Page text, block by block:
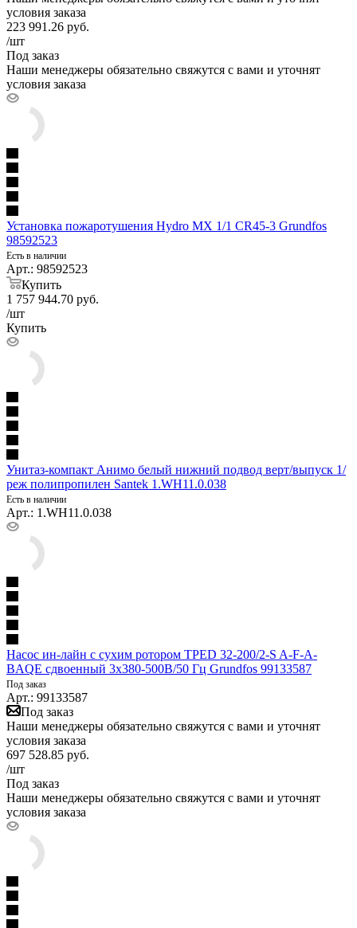
условия заказа
223 991.26 руб.
/шт
Под заказ
Наши менеджеры обязательно свяжутся с вами и уточнят
условия заказа
Установка пожаротушения Hydro MX 1/1 CR45-3 Grundfos
98592523
Есть в наличии
Арт.: 98592523
Купить
1 757 944.70 руб.
/шт
Купить
Унитаз-компакт Анимо белый нижний подвод верт/выпуск 1/
реж полипропилен Santek 1.WH11.0.038
Есть в наличии
Арт.: 1.WH11.0.038
Насос ин-лайн с сухим ротором TPED 32-200/2-S A-F-A-
BAQE сдвоенный 3х380-500В/50 Гц Grundfos 99133587
Под заказ
Арт.: 99133587
Под заказ
Наши менеджеры обязательно свяжутся с вами и уточнят
условия заказа
697 528.85 руб.
/шт
Под заказ
Наши менеджеры обязательно свяжутся с вами и уточнят
условия заказа